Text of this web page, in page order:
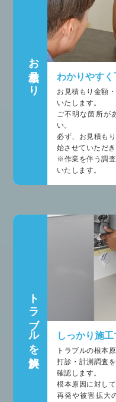
お見積もり わかりやすく
お見積もり金額
いたします。
ご不明な箇所が
い。
必ず、お見積も
始させていただき
※作業を伴う調
いたします。
トラブルを解決 しっかり施工
トラブルの根本
打診・計測調査
確認します。
根本原因に対し
再発や被害拡大